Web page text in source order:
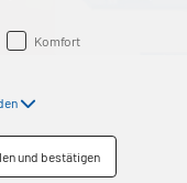
Komfort
und bestätigen